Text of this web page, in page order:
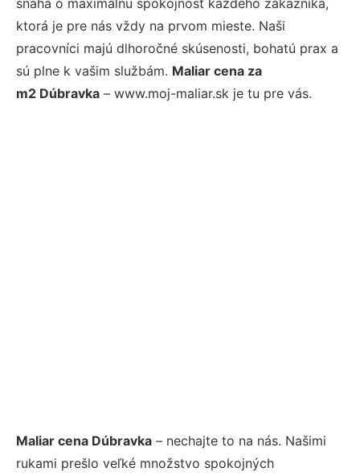
ktorá je pre nás vždy na prvom mieste. Naši
pracovníci majú dlhoročné skúsenosti, bohatú prax a
sú plne k vašim službám. Maliar cena za
m2 Dúbravka – www.moj-maliar.sk je tu pre vás.
Maliar cena Dúbravka – nechajte to na nás. Našimi
rukami prešlo veľké množstvo spokojných